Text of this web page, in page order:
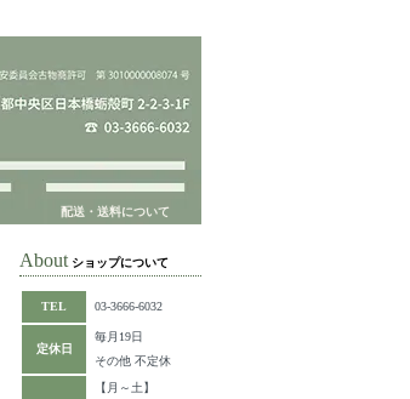
配送・送料について
About ショップについて
TEL 03-3666-6032
定休日
毎月19日
その他 不定休
【月～土】